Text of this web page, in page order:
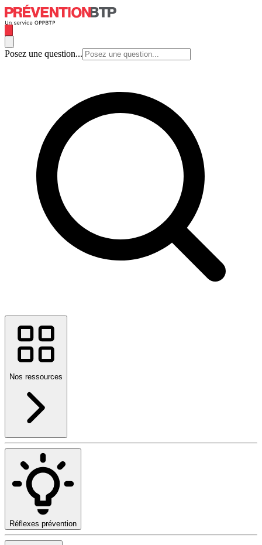
Posez une question...
Nos ressources
Réflexes prévention